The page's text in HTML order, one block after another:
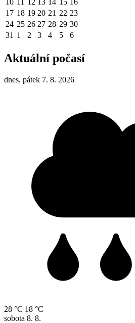
17 18 19 20 21 22 23
24 25 26 27 28 29 30
31 1 2 3 4 5 6
Aktuální počasí
dnes, pátek 7. 8. 2026
28 °C 18 °C
sobota 8. 8.